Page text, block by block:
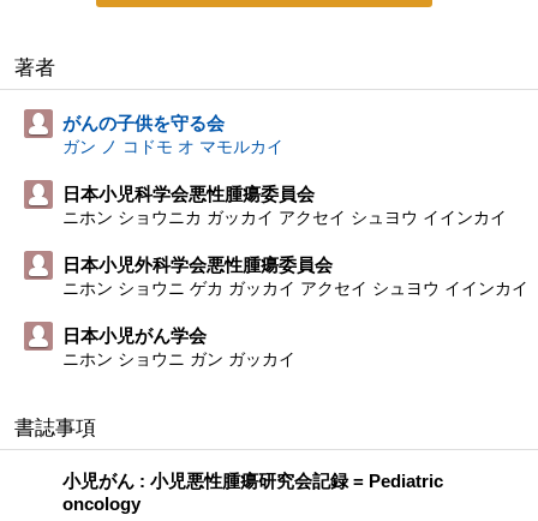
著者
がんの子供を守る会
ガン ノ コドモ オ マモルカイ
日本小児科学会悪性腫瘍委員会
ニホン ショウニカ ガッカイ アクセイ シュヨウ イインカイ
日本小児外科学会悪性腫瘍委員会
ニホン ショウニ ゲカ ガッカイ アクセイ シュヨウ イインカイ
日本小児がん学会
ニホン ショウニ ガン ガッカイ
書誌事項
小児がん : 小児悪性腫瘍研究会記録 = Pediatric
oncology